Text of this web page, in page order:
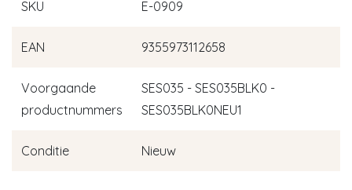
SKU E-0909
EAN 9355973112658
Voorgaande
productnummers
SES035 - SES035BLK0 -
SES035BLK0NEU1
Conditie Nieuw